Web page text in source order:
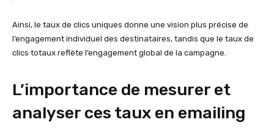
Ainsi, le taux de clics uniques donne une vision plus précise de
l’engagement individuel des destinataires, tandis que le taux de
clics totaux reflète l’engagement global de la campagne.
L’importance de mesurer et
analyser ces taux en emailing